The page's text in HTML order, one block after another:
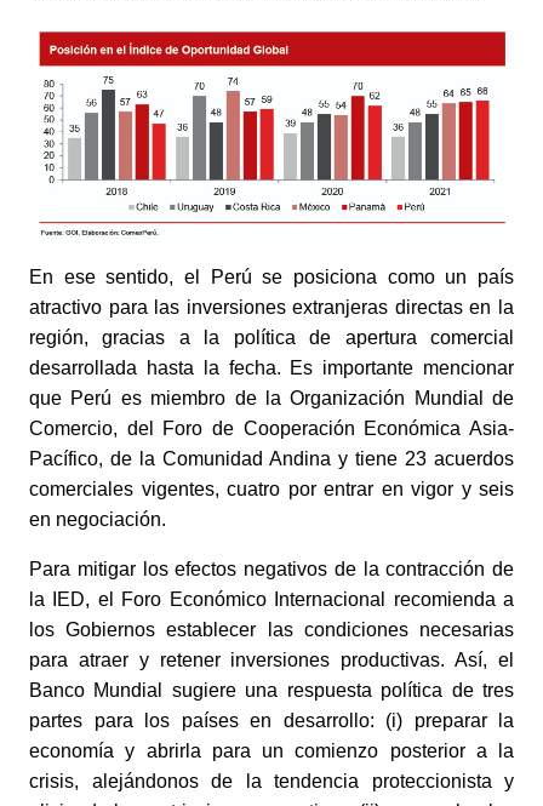
En ese sentido, el Perú se posiciona como un país
atractivo para las inversiones extranjeras directas en la
región, gracias a la política de apertura comercial
desarrollada hasta la fecha. Es importante mencionar
que Perú es miembro de la Organización Mundial de
Comercio, del Foro de Cooperación Económica Asia-
Pacífico, de la Comunidad Andina y tiene 23 acuerdos
comerciales vigentes, cuatro por entrar en vigor y seis
en negociación.
Para mitigar los efectos negativos de la contracción de
la IED, el Foro Económico Internacional recomienda a
los Gobiernos establecer las condiciones necesarias
para atraer y retener inversiones productivas. Así, el
Banco Mundial sugiere una respuesta política de tres
partes para los países en desarrollo: (i) preparar la
economía y abrirla para un comienzo posterior a la
crisis, alejándonos de la tendencia proteccionista y